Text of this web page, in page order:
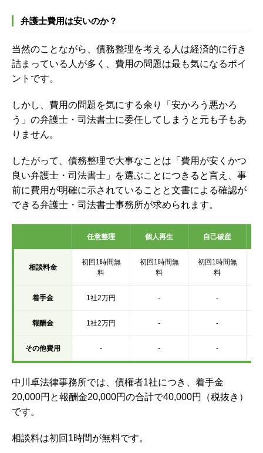
弁護士費用は安いのか？
当然のことながら、債務整理を考える人は経済的に行き
詰まっている人が多く、費用の問題は最も気になるポイ
ントです。
しかし、費用の問題を気にする余り「安かろう悪かろ
う」の弁護士・司法書士に委任してしまうと元も子もあ
りません。
したがって、債務整理で大事なことは「費用が安くかつ
良い弁護士・司法書士」を選ぶことにつきると言え、事
前に費用が明確に示されていることと文書による確認が
できる弁護士・司法書士事務所が求められます。
任意整理 個人再生 自己破産
相談料金
初回1時間無
料
初回1時間無
料
初回1時間無
料
着手金 1社2万円 - -
報酬金 1社2万円 - -
その他費用 - - -
中川卓法律事務所では、債権者1社につき、着手金
20,000円と報酬金20,000円の合計で40,000円（税抜き）
です。
相談料は初回1時間が無料です。